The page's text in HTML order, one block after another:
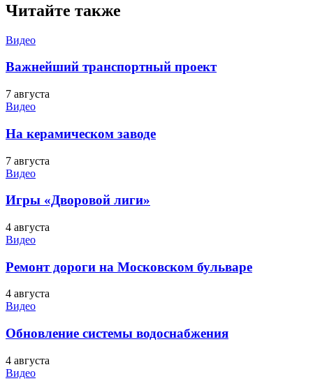
Читайте также
Видео
Важнейший транспортный проект
7 августа
Видео
На керамическом заводе
7 августа
Видео
Игры «Дворовой лиги»
4 августа
Видео
Ремонт дороги на Московском бульваре
4 августа
Видео
Обновление системы водоснабжения
4 августа
Видео